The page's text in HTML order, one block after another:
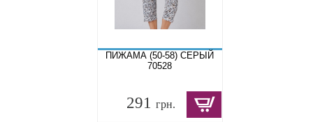
ПИЖАМА (50-58) СЕРЫЙ
70528
291 грн.